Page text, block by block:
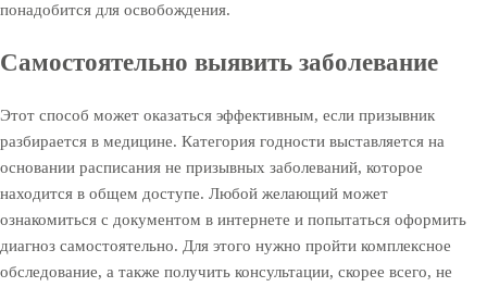
понадобится для освобождения.
Самостоятельно выявить заболевание
Этот способ может оказаться эффективным, если призывник
разбирается в медицине. Категория годности выставляется на
основании расписания не призывных заболеваний, которое
находится в общем доступе. Любой желающий может
ознакомиться с документом в интернете и попытаться оформить
диагноз самостоятельно. Для этого нужно пройти комплексное
обследование, а также получить консультации, скорее всего, не